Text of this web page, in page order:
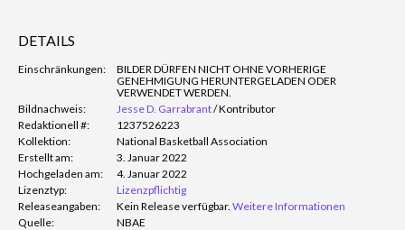
DETAILS
Einschränkungen:
BILDER DÜRFEN NICHT OHNE VORHERIGE
GENEHMIGUNG HERUNTERGELADEN ODER
VERWENDET WERDEN.
Bildnachweis:
Jesse D. Garrabrant/Kontributor
Redaktionell #:
1237526223
Kollektion:
National Basketball Association
Erstellt am:
3. Januar 2022
Hochgeladen am:
4. Januar 2022
Lizenztyp:
Lizenzpflichtig
Releaseangaben:
Kein Release verfügbar. Weitere Informationen
Quelle:
NBAE